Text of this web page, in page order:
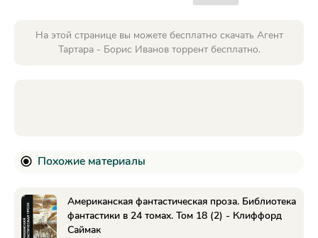
На этой странице вы можете бесплатно скачать Агент
Тартара - Борис Иванов торрент бесплатно.
Похожие материалы
Американская фантастическая проза. Библиотека
фантастики в 24 томах. Том 18 (2) - Клиффорд
Саймак